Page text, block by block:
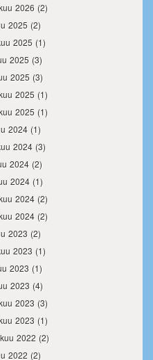
2026 (2)
2025 (2)
2025 (1)
2025 (3)
2025 (3)
2025 (1)
2025 (1)
2024 (1)
2024 (3)
2024 (2)
2024 (1)
2024 (2)
2024 (2)
2023 (2)
2023 (1)
2023 (1)
2023 (4)
2023 (3)
2023 (1)
2022 (2)
2022 (2)